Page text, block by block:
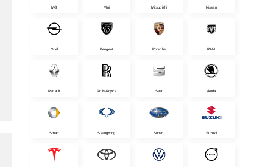
MG Mini Mitsubishi Nissan
Opel Peugeot Porsche RAM
Renault Rolls-Royce Seat skoda
Smart SsangYong Subaru Suzuki